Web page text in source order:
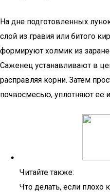
На дне подготовленных
слой из гравия или битого
формируют холмик из
Саженец устанавливают в
расправляя корни. Затем
почвосмесью, уплотняют ее
Читайте также:
Что делать, если плохо